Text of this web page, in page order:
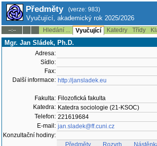
Předměty (verze: 983)
Vyučující, akademický rok 2025/2026
--:-- Hledání ... Vyučující Katedry Třídy
Mgr. Jan Sládek, Ph.D.
Adresa:
Sídlo:
Fax:
Další informace: http://jansladek.eu
Fakulta: Filozofická fakulta
Katedra: Katedra sociologie (21-KSOC)
Telefon: 221619684
E-mail: jan.sladek@ff.cuni.cz
Konzultační hodiny:
Předměty
Rozvrh